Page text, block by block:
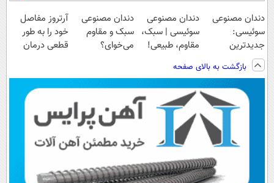
دندان مصنوعی
سوئیسی:
جدیدترین
فناوری اروپا،
سبک و مقاوم |
پرداخت قسطی
دندان مصنوعی
سوئیسی | سبک،
مقاوم، طبیعی!
رایگان+پرداخت
اقساطی😍
دندان مصنوعی
سبک و مقاوم
می‌خوای؟
📍تهران
آرتروز مفاصل
خود را به طور
قطعی درمان
بازگشت به بالای صفحه